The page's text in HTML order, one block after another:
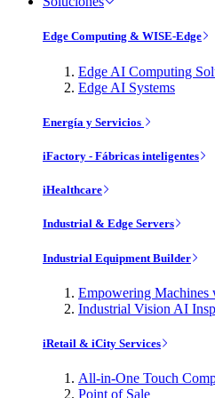
Edge Computing & WISE-Edge
Edge AI Computing
Edge AI Systems
Energía y Servicios
iFactory - Fábricas inteligentes
iHealthcare
Industrial & Edge Servers
Industrial Equipment Builder
Empowering
Industrial Vision AI
iRetail & iCity Services
All-in-One Touch
Point of Sale